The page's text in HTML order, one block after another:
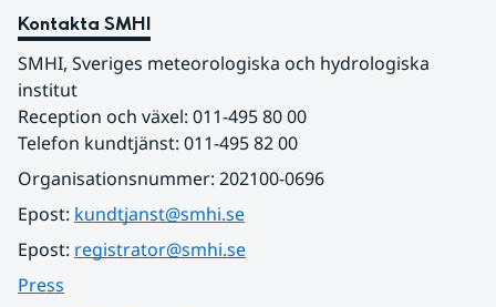
Kontakta SMHI
SMHI, Sveriges meteorologiska och hydrologiska
institut
Reception och växel: 011-495 80 00
Telefon kundtjänst: 011-495 82 00
Organisationsnummer: 202100-0696
Epost: kundtjanst@smhi.se
Epost: registrator@smhi.se
Press